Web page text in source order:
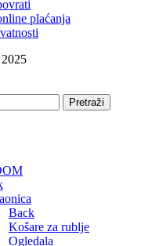
plaćanja
Pretraži
Back
Košare za rublje
Ogledala